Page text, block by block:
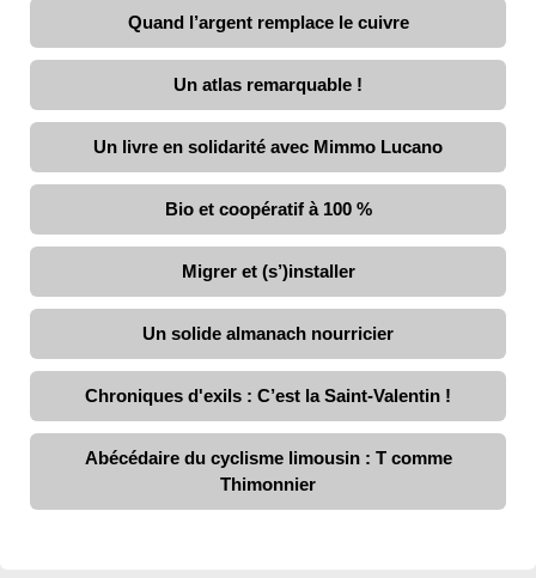
Quand l’argent remplace le cuivre
Un atlas remarquable !
Un livre en solidarité avec Mimmo Lucano
Bio et coopératif à 100 %
Migrer et (s’)installer
Un solide almanach nourricier
Chroniques d'exils : C’est la Saint-Valentin !
Abécédaire du cyclisme limousin : T comme
Thimonnier